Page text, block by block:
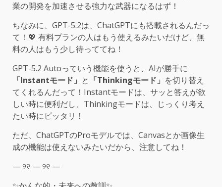
業の開発を加速させる強力な武器になるはず！
ちなみに、GPT-5.2は、ChatGPTにも搭載されるんだっ
て！💖 有料プランの人はもう使えるみたいだけど、無
料の人はもう少し待っててね！
GPT-5.2 Autoっていう機能を使うと、AIが勝手に
「Instantモード」 と 「Thinkingモード」 を切り替え
てくれるんだって！Instantモードは、サッと答えが欲
しい時に便利だし、Thinkingモードは、じっくり考え
たい時にピッタリ！
ただ、ChatGPTのProモデルでは、Canvasとか画像生
成の機能は使えないみたいだから、注意してね！
— ୨୧ — ୨୧ —